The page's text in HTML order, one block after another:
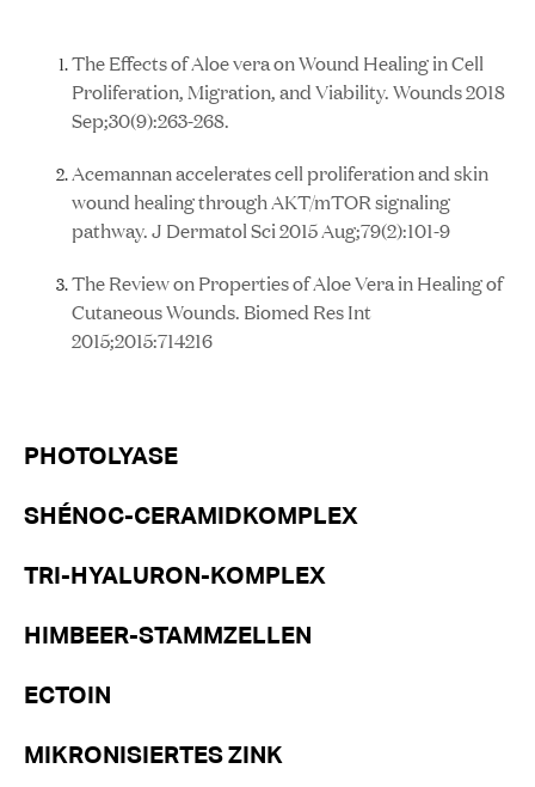
The Effects of Aloe vera on Wound Healing in Cell
Proliferation, Migration, and Viability. Wounds 2018
Sep;30(9):263-268.
Acemannan accelerates cell proliferation and skin
wound healing through AKT/mTOR signaling
pathway. J Dermatol Sci 2015 Aug;79(2):101-9
The Review on Properties of Aloe Vera in Healing of
Cutaneous Wounds. Biomed Res Int
2015;2015:714216
PHOTOLYASE
SHÉNOC-CERAMIDKOMPLEX
TRI-HYALURON-KOMPLEX
HIMBEER-STAMMZELLEN
ECTOIN
MIKRONISIERTES ZINK